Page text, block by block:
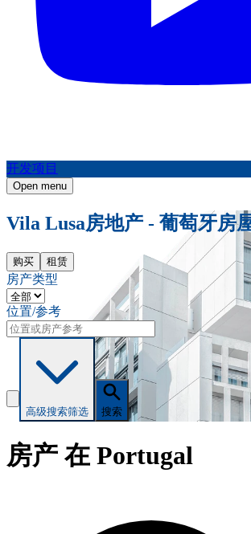
开发项目
Open menu
Vila Lusa房地产 - 葡萄牙房
购买 租赁
房产类型
位置/参考
高级搜索筛选 搜索
房产 在 Portugal